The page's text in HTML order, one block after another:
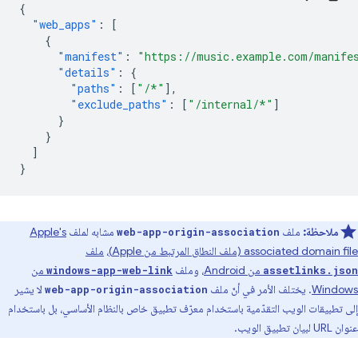
{
"web_apps" :
[
{
"manifest" :
"https://music.example.com/
"details" :
{
"paths" : [ "/*" ],
"exclude_paths" : [ "/internal/*" ]
}
}
]
}
ملاحظة: ملف web-app-origin-association مشابه لملف Apple's
associated domain file (ملف النطاق المرتبط من Apple)
، ملف
assetlinks.json من Android ، وملف windows-app-web-link من
Windows. يختلف الأمر في أنّ ملف web-app-origin-association لا يشير
إلى تطبيقات الويب التقدّمية باستخدام معرّف تطبيق خاص بالنظام الأساسي، بل باستخدام
عنوان URL لبيان تطبيق الويب.